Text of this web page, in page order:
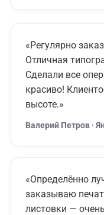
«Регулярно
Отличная
Сделали все
красиво!
высоте.»
Валерий Петров ·
«Определённо
заказываю
листовки —